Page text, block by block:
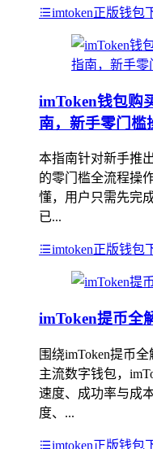
imtoken正版钱包
imToken钱包购
南，新手零门槛
本指南针对新手推
的零门槛全流程操
懂，用户只需先完
已...
imtoken正版钱包
imToken提币全
围绕imToken提币
主流数字钱包，
速度、成功率与成
度、...
imtoken正版钱包